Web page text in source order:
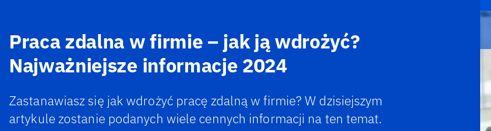
Praca zdalna w firmie – jak ją wdrożyć?
Najważniejsze informacje 2024
Zastanawiasz się jak wdrożyć pracę zdalną w firmie? W dzisiejszym
artykule zostanie podanych wiele cennych informacji na ten temat.